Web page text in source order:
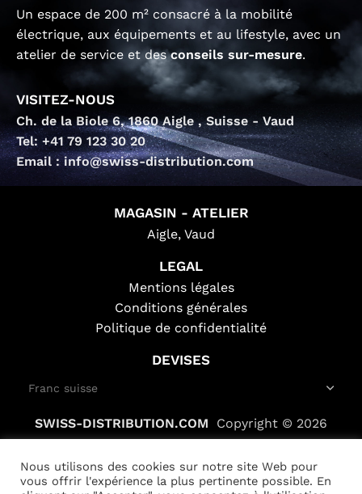
Un espace de 200 m² consacré à la mobilité
électrique, aux équipements et au lifestyle, avec un
atelier de service et desconseils sur-mesure.
VISITEZ-NOUS
Ch. de la Biole 6, 1860 Aigle , Suisse - Vaud
Tel: +41 79 123 30 20
Email : info@swiss-distribution.com
MAGASIN - ATELIER
Aigle, Vaud
LEGAL
Mentions légales
Conditions générales
Politique de confidentialité
DEVISES
SWISS-DISTRIBUTION.COM Copyright © 2026
Nous utilisons des cookies sur notre site Web pour
vous offrir l'expérience la plus pertinente possible. En